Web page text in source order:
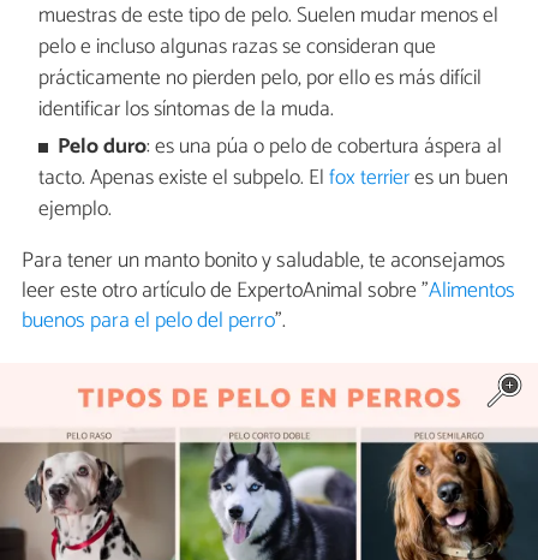
muestras de este tipo de pelo. Suelen mudar menos el
pelo e incluso algunas razas se consideran que
prácticamente no pierden pelo, por ello es más difícil
identificar los síntomas de la muda.
Pelo duro: es una púa o pelo de cobertura áspera al
tacto. Apenas existe el subpelo. Elfox terrieres un buen
ejemplo.
Para tener un manto bonito y saludable, te aconsejamos
leer este otro artículo de ExpertoAnimal sobre "Alimentos
buenos para el pelo del perro".